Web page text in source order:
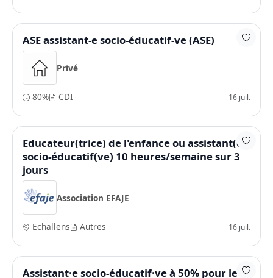
ASE assistant-e socio-éducatif-ve (ASE)
Privé
80% CDI 16 juil.
Educateur(trice) de l'enfance ou assistant(e)
socio-éducatif(ve) 10 heures/semaine sur 3
jours
Association EFAJE
Echallens Autres 16 juil.
Assistant·e socio-éducatif·ve à 50% pour le